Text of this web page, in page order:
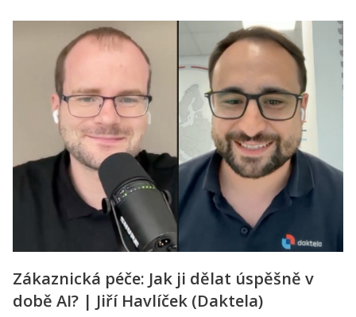
Zákaznická péče: Jak ji dělat úspěšně v
době AI? | Jiří Havlíček (Daktela)